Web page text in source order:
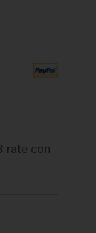
rate con